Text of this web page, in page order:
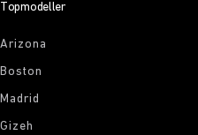
Topmodeller
Arizona
Boston
Madrid
Gizeh